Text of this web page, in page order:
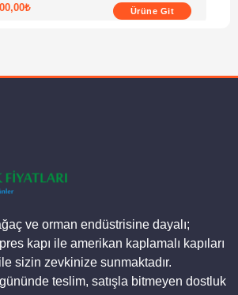
₺ Ürüne Git
₺
ve orman endüstrisine dayalı;
kapı ile amerikan kaplamalı kapıları
sizin zevkinize sunmaktadır.
teslim, satışla bitmeyen dostluk